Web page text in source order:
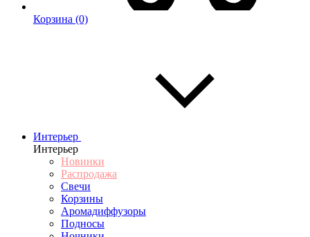
Корзина (0)
Интерьер
Интерьер
Новинки
Распродажа
Свечи
Корзины
Аромадиффузоры
Подносы